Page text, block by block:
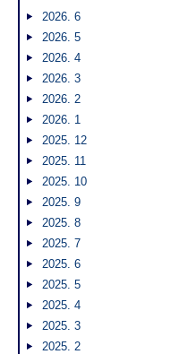
2026. 6
2026. 5
2026. 4
2026. 3
2026. 2
2026. 1
2025. 12
2025. 11
2025. 10
2025. 9
2025. 8
2025. 7
2025. 6
2025. 5
2025. 4
2025. 3
2025. 2